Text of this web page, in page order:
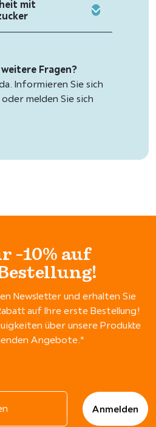
mit
Fragen?
Informieren Sie sich
oder melden Sie sich
-10% auf
Newsletter und erhalten Sie
auf Ihre erste Bestellung!
über unsere Produkte
Angebote.*